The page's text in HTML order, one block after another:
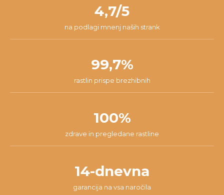
4,7/5
na podlagi mnenj naših strank
99,7%
rastlin prispe brezhibnih
100%
zdrave in pregledane rastline
14-dnevna
garancija na vsa naročila